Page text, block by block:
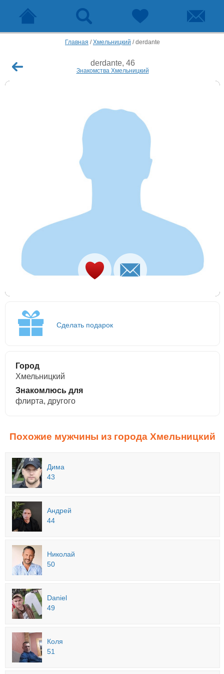
Главная /Хмельницкий /derdante
derdante, 46
Знакомства Хмельницкий
Сделать подарок
Город
Хмельницкий
Знакомлюсь для
флирта, другого
Похожие мужчины из города Хмельницкий
Дима
43
Андрей
44
Николай
50
Daniel
49
Коля
51